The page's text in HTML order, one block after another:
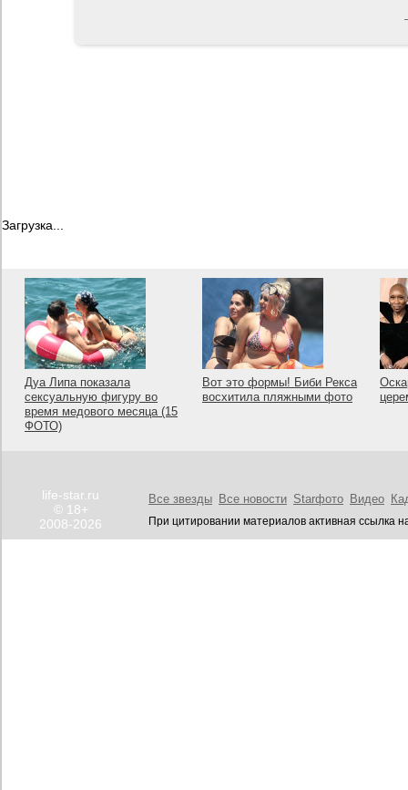
Загрузка...
Дуа Липа показала
сексуальную фигуру во
время медового месяца (15
ФОТО)
Вот это формы! Биби Рекса
восхитила пляжными фото
life-star.ru
© 18+
2008-2026
Все звезды Все новости Starфото Видео
При цитировании материалов активная ссылка